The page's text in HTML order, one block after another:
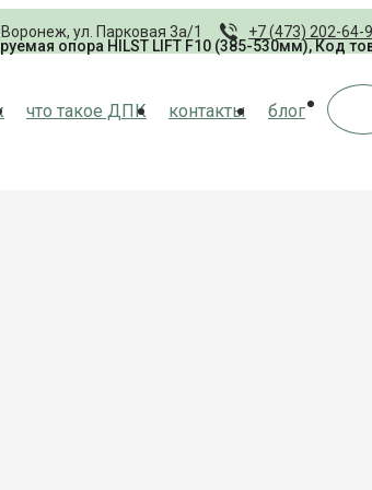
ул. Парковая 3а/1 +7 (473) 202-64-
что такое ДПК контакты блог
опора HILST LIFT F10 (385-530мм), Код